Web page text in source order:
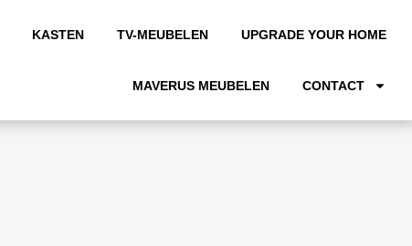
KASTEN TV-MEUBELEN UPGRADE YOUR HOME
MAVERUS MEUBELEN CONTACT